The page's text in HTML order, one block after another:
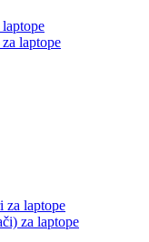
laptope
za laptope
za laptope